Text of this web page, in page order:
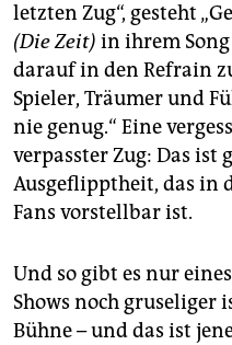
letzten Zug“, gesteht
(Die Zeit) in ihrem Song
darauf in den Refrain
Spieler, Träumer und
nie genug.“ Eine
verpasster Zug: Das ist
Ausgeflipptheit, das in
Fans vorstellbar ist.
Und so gibt es nur
Shows noch gruseliger
Bühne – und das ist